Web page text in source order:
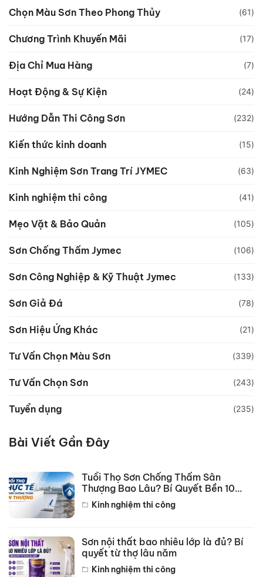
Chọn Màu Sơn Theo Phong Thủy (61)
Chương Trình Khuyến Mãi (17)
Địa Chỉ Mua Hàng (7)
Hoạt Động & Sự Kiện (24)
Hướng Dẫn Thi Công Sơn (232)
Kiến thức kinh doanh (15)
Kinh Nghiệm Sơn Trang Trí JYMEC (63)
Kinh nghiệm thi công (41)
Mẹo Vặt & Bảo Quản (105)
Sơn Chống Thấm Jymec (106)
Sơn Công Nghiệp & Kỹ Thuật Jymec (133)
Sơn Giả Đá (78)
Sơn Hiệu Ứng Khác (21)
Tư Vấn Chọn Màu Sơn (339)
Tư Vấn Chọn Sơn (243)
Tuyển dụng (235)
Bài Viết Gần Đây
Tuổi Thọ Sơn Chống Thấm Sân
Thượng Bao Lâu? Bí Quyết Bền 10
NămKinh nghiệm thi công
Sơn nội thất bao nhiêu lớp là đủ? Bí
quyết từ thợ lâu năm
Kinh nghiệm thi công